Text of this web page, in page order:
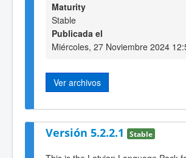
Maturity
Stable
Publicada el
Miércoles, 27 Noviembre 2024
Ver archivos
Versión 5.2.2.1 Stable